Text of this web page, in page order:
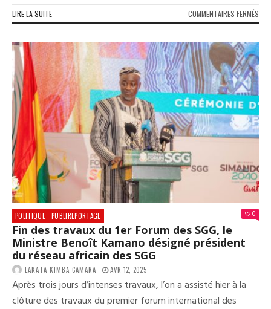
LIRE LA SUITE COMMENTAIRES FERMÉS
DES
DE
DE
MAI
POLITIQUE PUBLIREPORTAGE 0
Fin des travaux du 1er Forum des SGG, le
Ministre Benoît Kamano désigné président
du réseau africain des SGG
LAKATA KIMBA CAMARA AVR 12, 2025
Après trois jours d’intenses travaux, l’on a assisté hier à la
clôture des travaux du premier forum international des